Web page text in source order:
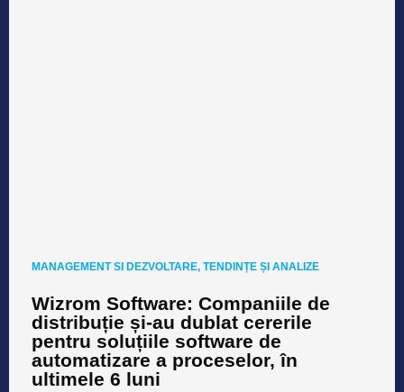
MANAGEMENT SI DEZVOLTARE, TENDINȚE ȘI ANALIZE
Wizrom Software: Companiile de
distribuție și-au dublat cererile
pentru soluțiile software de
automatizare a proceselor, în
ultimele 6 luni